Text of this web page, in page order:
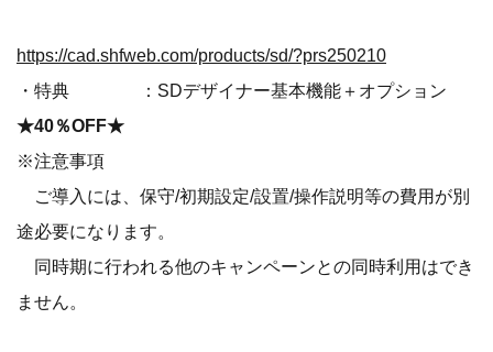
https://cad.shfweb.com/products/sd/?prs250210
・特典 ：SDデザイナー基本機能＋オプション
★40％OFF★
※注意事項
ご導入には、保守/初期設定/設置/操作説明等の費用が別
途必要になります。
同時期に行われる他のキャンペーンとの同時利用はでき
ません。